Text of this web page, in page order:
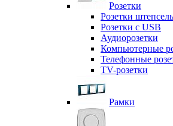
Розетки
Розетки
Розетки с USB
Аудиорозетки
Компьютерные
Телефонные
TV-розетки
Рамки